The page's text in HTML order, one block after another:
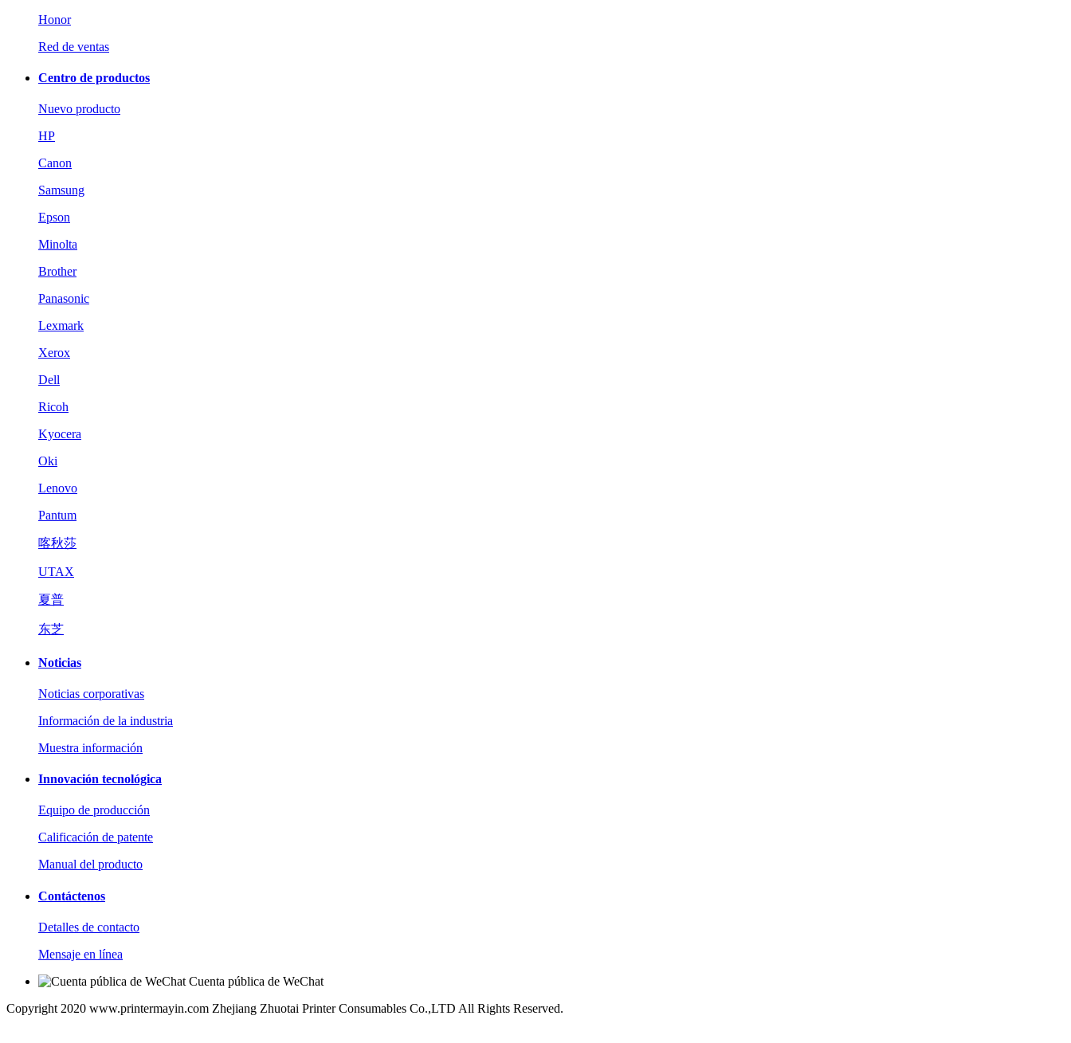
Honor
Red de ventas
Centro de productos
Nuevo producto
HP
Canon
Samsung
Epson
Minolta
Brother
Panasonic
Lexmark
Xerox
Dell
Ricoh
Kyocera
Oki
Lenovo
Pantum
喀秋莎
UTAX
夏普
东芝
Noticias
Noticias corporativas
Información de la industria
Muestra información
Innovación tecnológica
Equipo de producción
Calificación de patente
Manual del producto
Contáctenos
Detalles de contacto
Mensaje en línea
Cuenta pública de WeChat
Copyright 2020 www.printermayin.com Zhejiang Zhuotai Printer Consumables Co.,LTD All Rights Reserved.